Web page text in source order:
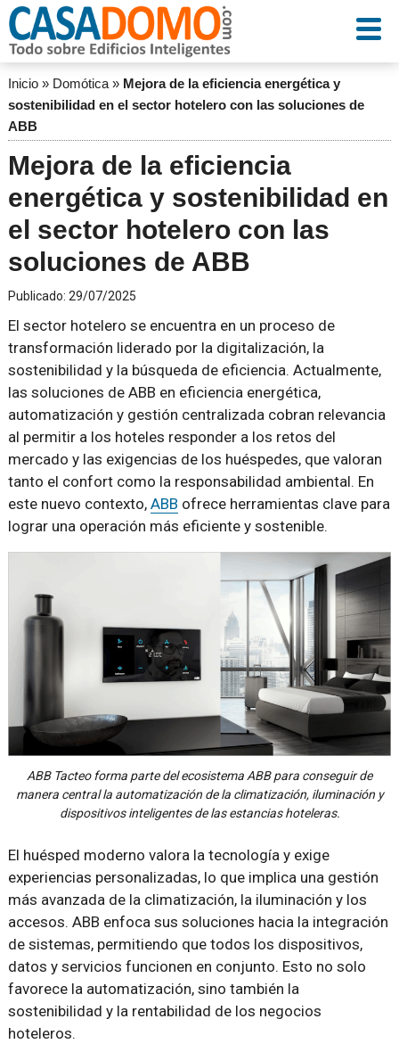
Inicio» Domótica» Mejora de la eficiencia energética y
sostenibilidad en el sector hotelero con las soluciones de
ABB
Mejora de la eficiencia
energética y sostenibilidad en
el sector hotelero con las
soluciones de ABB
Publicado: 29/07/2025
El sector hotelero se encuentra en un proceso de
transformación liderado por la digitalización, la
sostenibilidad y la búsqueda de eficiencia. Actualmente,
las soluciones de ABB en eficiencia energética,
automatización y gestión centralizada cobran relevancia
al permitir a los hoteles responder a los retos del
mercado y las exigencias de los huéspedes, que valoran
tanto el confort como la responsabilidad ambiental. En
este nuevo contexto, ABB ofrece herramientas clave para
lograr una operación más eficiente y sostenible.
ABB Tacteo forma parte del ecosistema ABB para conseguir de
manera central la automatización de la climatización, iluminación y
dispositivos inteligentes de las estancias hoteleras.
El huésped moderno valora la tecnología y exige
experiencias personalizadas, lo que implica una gestión
más avanzada de la climatización, la iluminación y los
accesos. ABB enfoca sus soluciones hacia la integración
de sistemas, permitiendo que todos los dispositivos,
datos y servicios funcionen en conjunto. Esto no solo
favorece la automatización, sino también la
sostenibilidad y la rentabilidad de los negocios
hoteleros.